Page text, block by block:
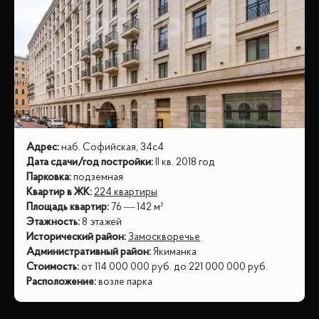
Адрес: наб. Софийская, 34с4
Дата сдачи/год постройки:
II кв. 2018 год
Парковка: подземная
Квартир в ЖК: 224 квартиры
Площадь квартир: 76 — 142 м²
Этажность: 8 этажей
Исторический район: Замоскворечье
Административный район: Якиманка
Стоимость: от 114 000 000 руб. до 221 000 000 руб.
Расположение: возле парка